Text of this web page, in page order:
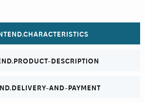
DESCRIPTION
AND-PAYMENT